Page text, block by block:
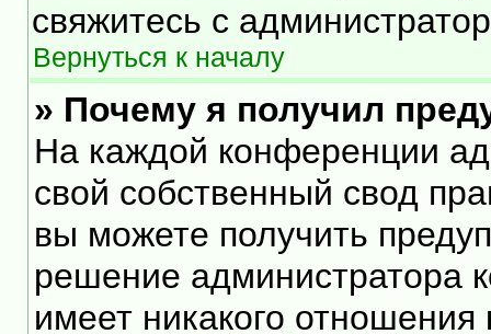
свяжитесь с
Вернуться к началу
» Почему я получил
На каждой конференции
свой собственный свод
вы можете получить
решение администратора
имеет никакого